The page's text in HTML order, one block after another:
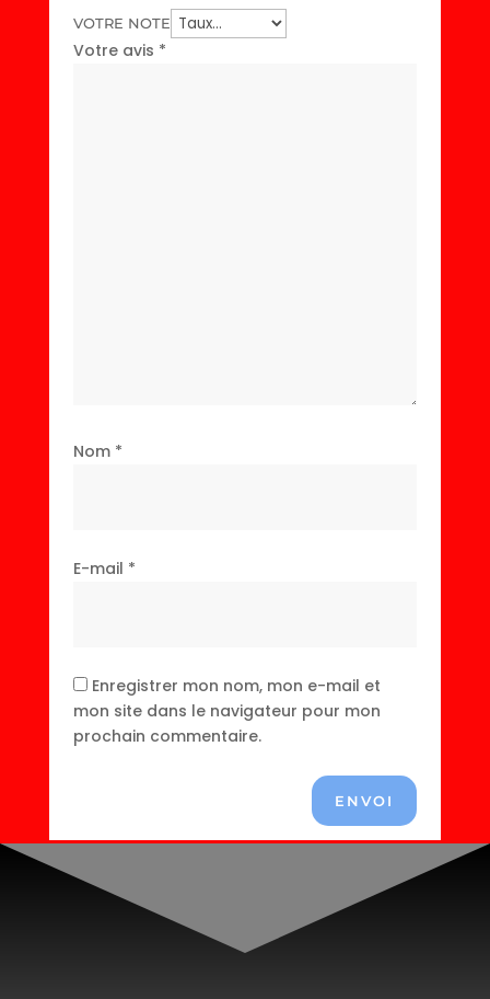
VOTRE NOTE
Votre avis *
Nom *
E-mail *
Enregistrer mon nom, mon e-mail et
mon site dans le navigateur pour mon
prochain commentaire.
ENVOI